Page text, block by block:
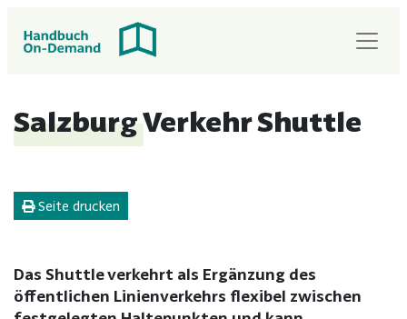
Salzburg Verkehr Shuttle
Seite drucken
Das Shuttle verkehrt als Ergänzung des
öffentlichen Linienverkehrs flexibel zwischen